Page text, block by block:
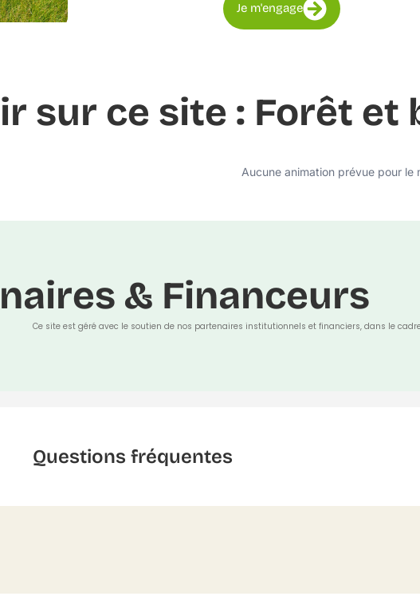
Je m'engage
sur ce site : Forêt
Aucune animation prévue pour le
& Financeurs
Ce site est géré avec le soutien de nos partenaires institutionnels et financiers, dans le
Questions fréquentes